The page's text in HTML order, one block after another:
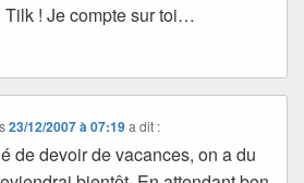
! Je compte sur toi…
23/12/2007 à 07:19 a dit :
de devoir de vacances, on a du